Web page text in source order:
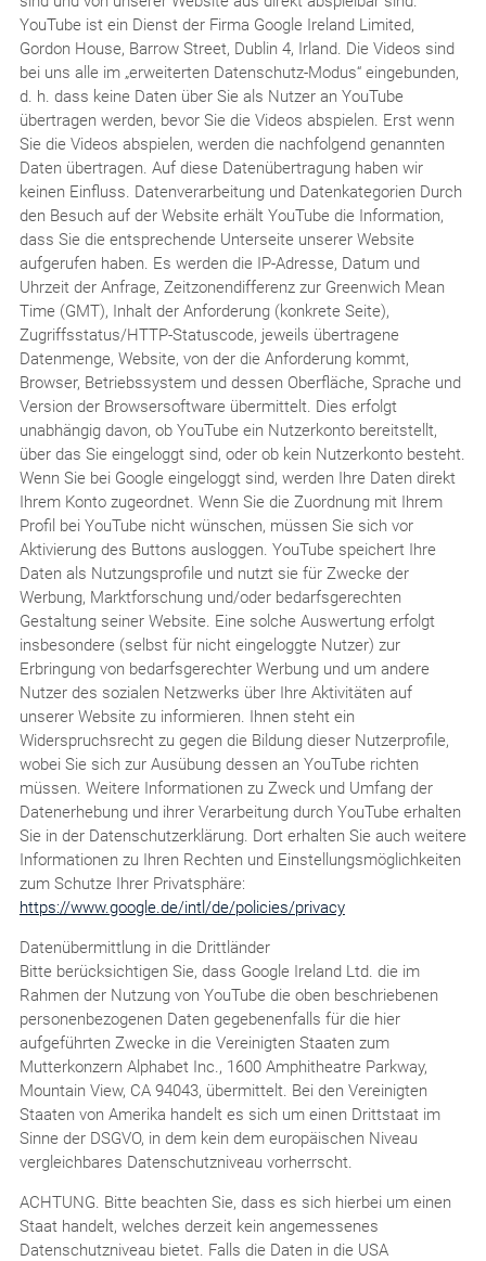
YouTube ist ein Dienst der Firma Google Ireland Limited,
Gordon House, Barrow Street, Dublin 4, Irland. Die Videos sind
bei uns alle im „erweiterten Datenschutz-Modus“ eingebunden,
d. h. dass keine Daten über Sie als Nutzer an YouTube
übertragen werden, bevor Sie die Videos abspielen. Erst wenn
Sie die Videos abspielen, werden die nachfolgend genannten
Daten übertragen. Auf diese Datenübertragung haben wir
keinen Einfluss. Datenverarbeitung und Datenkategorien Durch
den Besuch auf der Website erhält YouTube die Information,
dass Sie die entsprechende Unterseite unserer Website
aufgerufen haben. Es werden die IP-Adresse, Datum und
Uhrzeit der Anfrage, Zeitzonendifferenz zur Greenwich Mean
Time (GMT), Inhalt der Anforderung (konkrete Seite),
Zugriffsstatus/HTTP-Statuscode, jeweils übertragene
Datenmenge, Website, von der die Anforderung kommt,
Browser, Betriebssystem und dessen Oberfläche, Sprache und
Version der Browsersoftware übermittelt. Dies erfolgt
unabhängig davon, ob YouTube ein Nutzerkonto bereitstellt,
über das Sie eingeloggt sind, oder ob kein Nutzerkonto besteht.
Wenn Sie bei Google eingeloggt sind, werden Ihre Daten direkt
Ihrem Konto zugeordnet. Wenn Sie die Zuordnung mit Ihrem
Profil bei YouTube nicht wünschen, müssen Sie sich vor
Aktivierung des Buttons ausloggen. YouTube speichert Ihre
Daten als Nutzungsprofile und nutzt sie für Zwecke der
Werbung, Marktforschung und/oder bedarfsgerechten
Gestaltung seiner Website. Eine solche Auswertung erfolgt
insbesondere (selbst für nicht eingeloggte Nutzer) zur
Erbringung von bedarfsgerechter Werbung und um andere
Nutzer des sozialen Netzwerks über Ihre Aktivitäten auf
unserer Website zu informieren. Ihnen steht ein
Widerspruchsrecht zu gegen die Bildung dieser Nutzerprofile,
wobei Sie sich zur Ausübung dessen an YouTube richten
müssen. Weitere Informationen zu Zweck und Umfang der
Datenerhebung und ihrer Verarbeitung durch YouTube erhalten
Sie in der Datenschutzerklärung. Dort erhalten Sie auch weitere
Informationen zu Ihren Rechten und Einstellungsmöglichkeiten
zum Schutze Ihrer Privatsphäre:
https://www.google.de/intl/de/policies/privacy
Datenübermittlung in die Drittländer
Bitte berücksichtigen Sie, dass Google Ireland Ltd. die im
Rahmen der Nutzung von YouTube die oben beschriebenen
personenbezogenen Daten gegebenenfalls für die hier
aufgeführten Zwecke in die Vereinigten Staaten zum
Mutterkonzern Alphabet Inc., 1600 Amphitheatre Parkway,
Mountain View, CA 94043, übermittelt. Bei den Vereinigten
Staaten von Amerika handelt es sich um einen Drittstaat im
Sinne der DSGVO, in dem kein dem europäischen Niveau
vergleichbares Datenschutzniveau vorherrscht.
ACHTUNG. Bitte beachten Sie, dass es sich hierbei um einen
Staat handelt, welches derzeit kein angemessenes
Datenschutzniveau bietet. Falls die Daten in die USA